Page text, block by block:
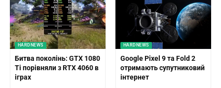
HARDNEWS
Битва поколінь: GTX 1080
Ti порівняли з RTX 4060 в
іграх
HARDNEWS
Google Pixel 9 та Fold 2
отримають супутниковий
інтернет